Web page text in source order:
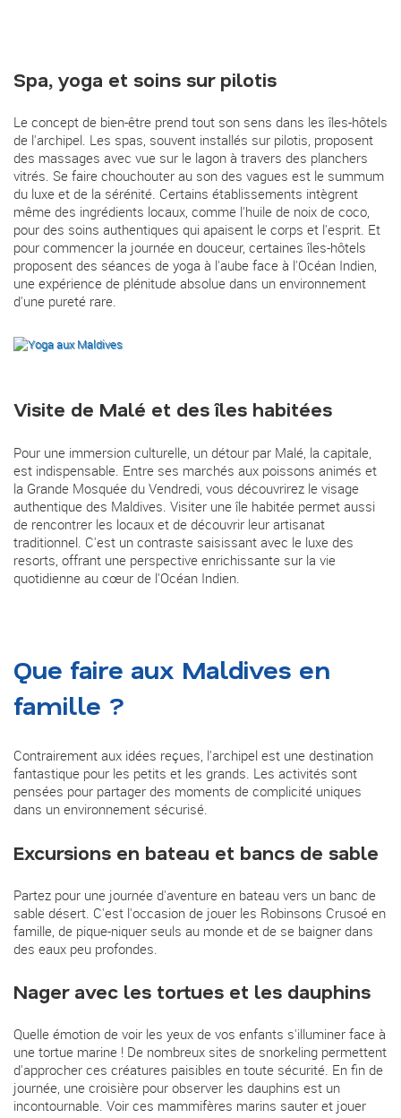
Spa, yoga et soins sur pilotis
Le concept de bien-être prend tout son sens dans les îles-hôtels
de l'archipel. Les spas, souvent installés sur pilotis, proposent
des massages avec vue sur le lagon à travers des planchers
vitrés. Se faire chouchouter au son des vagues est le summum
du luxe et de la sérénité. Certains établissements intègrent
même des ingrédients locaux, comme l'huile de noix de coco,
pour des soins authentiques qui apaisent le corps et l'esprit. Et
pour commencer la journée en douceur, certaines îles-hôtels
proposent des séances de yoga à l'aube face à l'Océan Indien,
une expérience de plénitude absolue dans un environnement
d'une pureté rare.
Visite de Malé et des îles habitées
Pour une immersion culturelle, un détour par Malé, la capitale,
est indispensable. Entre ses marchés aux poissons animés et
la Grande Mosquée du Vendredi, vous découvrirez le visage
authentique des Maldives. Visiter une île habitée permet aussi
de rencontrer les locaux et de découvrir leur artisanat
traditionnel. C'est un contraste saisissant avec le luxe des
resorts, offrant une perspective enrichissante sur la vie
quotidienne au cœur de l'Océan Indien.
Que faire aux Maldives en
famille ?
Contrairement aux idées reçues, l'archipel est une destination
fantastique pour les petits et les grands. Les activités sont
pensées pour partager des moments de complicité uniques
dans un environnement sécurisé.
Excursions en bateau et bancs de sable
Partez pour une journée d'aventure en bateau vers un banc de
sable désert. C'est l'occasion de jouer les Robinsons Crusoé en
famille, de pique-niquer seuls au monde et de se baigner dans
des eaux peu profondes.
Nager avec les tortues et les dauphins
Quelle émotion de voir les yeux de vos enfants s'illuminer face à
une tortue marine ! De nombreux sites de snorkeling permettent
d'approcher ces créatures paisibles en toute sécurité. En fin de
journée, une croisière pour observer les dauphins est un
incontournable. Voir ces mammifères marins sauter et jouer